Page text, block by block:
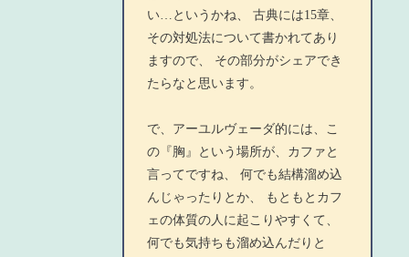
い…というかね、 古典には15章、
その対処法について書かれてあり
ますので、 その部分がシェアでき
たらなと思います。
で、アーユルヴェーダ的には、こ
の『胸』という場所が、カファと
言ってですね、 何でも結構溜め込
んじゃったりとか、 もともとカフ
ェの体質の人に起こりやすくて、
何でも気持ちも溜め込んだりと